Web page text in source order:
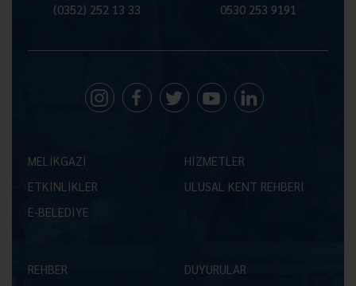
(0352) 252 13 33
0530 253 9191
MELİKGAZİ
HİZMETLER
ETKİNLİKLER
ULUSAL KENT REHBERİ
E-BELEDİYE
REHBER DUYURULAR